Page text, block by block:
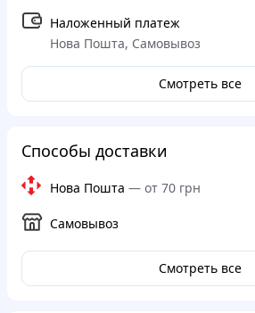
Наложенный платеж
Нова Пошта, Самовывоз
Смотреть все
Способы доставки
Нова Пошта — от 70 грн
Самовывоз
Смотреть все